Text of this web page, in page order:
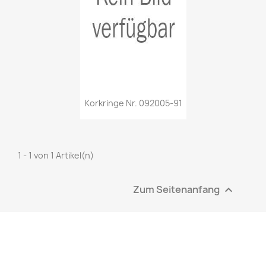
Korkringe Nr. 092005-91
1 - 1 von 1 Artikel(n)
Zum Seitenanfang 